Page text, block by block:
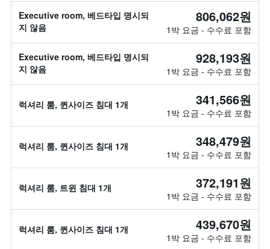
Executive room, 베드타입 명시되
지 않음
806,062원
1박 요금 - 수수료 포함
Executive room, 베드타입 명시되
지 않음
928,193원
1박 요금 - 수수료 포함
럭셔리 룸, 퀸사이즈 침대 1개 341,566원
1박 요금 - 수수료 포함
럭셔리 룸, 퀸사이즈 침대 1개 348,479원
1박 요금 - 수수료 포함
럭셔리 룸, 트윈 침대 1개 372,191원
1박 요금 - 수수료 포함
럭셔리 룸, 퀸사이즈 침대 1개 439,670원
1박 요금 - 수수료 포함